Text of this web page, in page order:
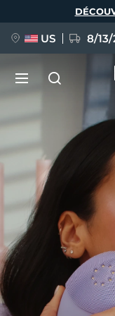
US 8/13/
NOUVEAU
FAQ™ Pure
BREAKING NEWS
issa™ Teeth
Langue
English
Français
Polski
Türkçe